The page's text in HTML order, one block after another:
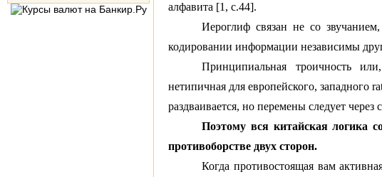
алфавита [1, с.44].
Иероглиф связан не со
кодировании информации независимы
Принципиальная троичность
нетипичная для европейского, западного
раздваивается, но перемены следует через
Поэтому вся китайская логика
противоборстве двух сторон.
Когда противостоящая вам